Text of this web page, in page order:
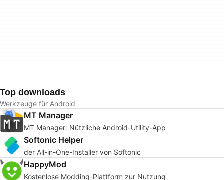
Top downloads
Werkzeuge für Android
MT Manager
MT Manager: Nützliche Android-Utility-App
Softonic Helper
der All-in-One-Installer von Softonic
HappyMod
Kostenlose Modding-Plattform zur Nutzung